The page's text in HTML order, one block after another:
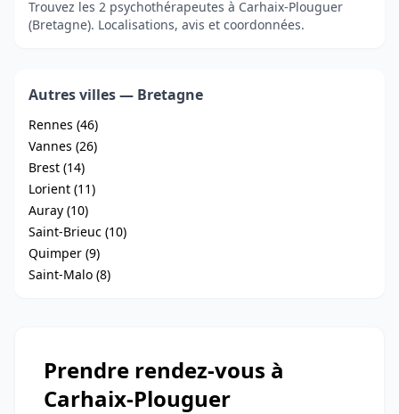
Trouvez les 2 psychothérapeutes à Carhaix-Plouguer
(Bretagne). Localisations, avis et coordonnées.
Autres villes — Bretagne
Rennes (46)
Vannes (26)
Brest (14)
Lorient (11)
Auray (10)
Saint-Brieuc (10)
Quimper (9)
Saint-Malo (8)
Prendre rendez-vous à
Carhaix-Plouguer